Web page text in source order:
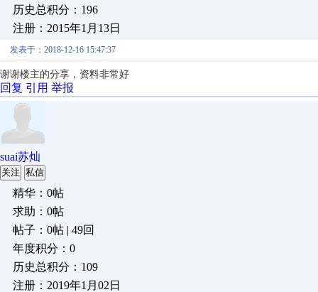
历史总积分：196
注册：2015年1月13日
发表于：2018-12-16 15:47:37
谢谢楼主的分享，资料非常好
回复 引用 举报
suai苏灿
关注 私信
精华：0帖
求助：0帖
帖子：0帖 | 49回
年度积分：0
历史总积分：109
注册：2019年1月02日